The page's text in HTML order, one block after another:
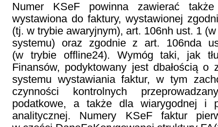
Numer KSeF powinna zawierać
wystawiona do faktury, wystawionej
(tj. w trybie awaryjnym), art. 106nh ust. 1
systemu) oraz zgodnie z art. 106nda
(w trybie offline24). Wymóg taki, jak
Finansów, podyktowany jest dbałością o
systemu wystawiania faktur, w tym
czynności kontrolnych
podatkowe, a także dla wiarygodnej i
analitycznej. Numery KSeF faktur